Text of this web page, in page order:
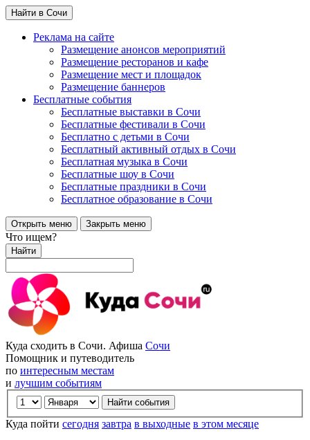
Найти в Сочи
Реклама на сайте
Размещение анонсов мероприятий
Размещение ресторанов и кафе
Размещение мест и площадок
Размещение баннеров
Бесплатные события
Бесплатные выставки в Сочи
Бесплатные фестивали в Сочи
Бесплатно с детьми в Сочи
Бесплатный активный отдых в Сочи
Бесплатная музыка в Сочи
Бесплатные шоу в Сочи
Бесплатные праздники в Сочи
Бесплатное образование в Сочи
Открыть меню Закрыть меню
Что ищем?
Найти
Куда сходить в Сочи. Афиша Сочи
Помощник и путеводитель
по интересным местам
и лучшим событиям
Куда пойти сегодня завтра в выходные в этом месяце